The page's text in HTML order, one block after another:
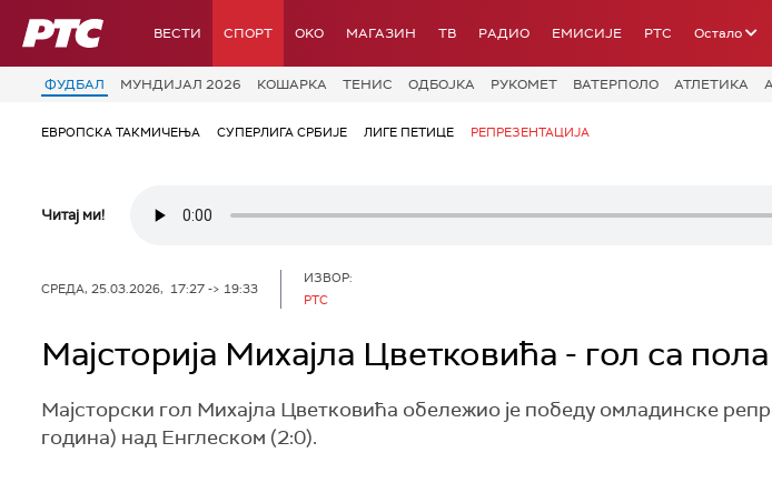
РТС ВЕСТИ СПОРТ OKO МАГАЗИН ТВ РАДИО ЕМИСИЈЕ РТС Остало
ФУДБАЛ МУНДИЈАЛ 2026 КОШАРКА ТЕНИС ОДБОЈКА РУКОМЕТ ВАТЕРПОЛО АТЛЕТИКА
ЕВРОПСКА ТАКМИЧЕЊА СУПЕРЛИГА СРБИЈЕ ЛИГЕ ПЕТИЦЕ РЕПРЕЗЕНТАЦИЈА
Читај ми!
СРЕДА, 25.03.2026, 17:27 -> 19:33
ИЗВОР:
РТС
Мајсторија Михајла Цветковића - гол са
Мајсторски гол Михајла Цветковића обележио је победу омладинске
година) над Енглеском (2:0).